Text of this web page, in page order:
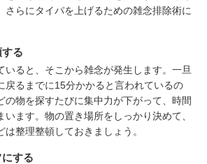
さらにタイパを上げるための雑念排除術に
る
いると、そこから雑念が発生します。一旦
戻るまでに15分かかると言われているの
の物を探すたびに集中力が下がって、時間
います。物の置き場所をしっかり決めて、
整理整頓しておきましょう。
する